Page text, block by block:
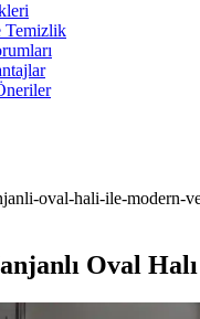
Temizlik
oval-hali-ile-modern-
Oval Halı